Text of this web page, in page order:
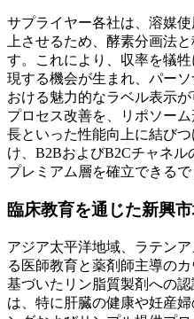
サプライヤー各社は、溶媒
上させるため、酵素分画法
す。これにより、収率を犠
現する機会が生まれ、パー
おける魅力的なラベル表示
プロセス改善を、リポソー
長といった性能向上に結び
け、B2BおよびB2Cチャネ
プレミアム層を確立できるで
臨床教育を通じた新興
アジア太平洋地域、ラテン
る医師教育と薬剤師主導の
基づいたリン脂質製剤への
は、特に肝臓の健康や妊産